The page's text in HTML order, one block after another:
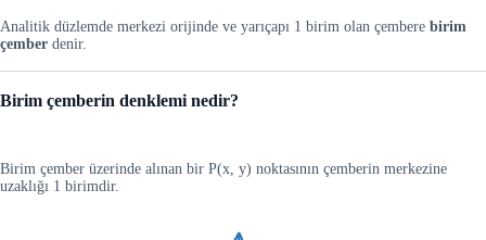
Analitik düzlemde merkezi orijinde ve yarıçapı 1 birim olan çembere birim
çember denir.
Birim çemberin denklemi nedir?
Birim çember üzerinde alınan bir P(x, y) noktasının çemberin merkezine
uzaklığı 1 birimdir.